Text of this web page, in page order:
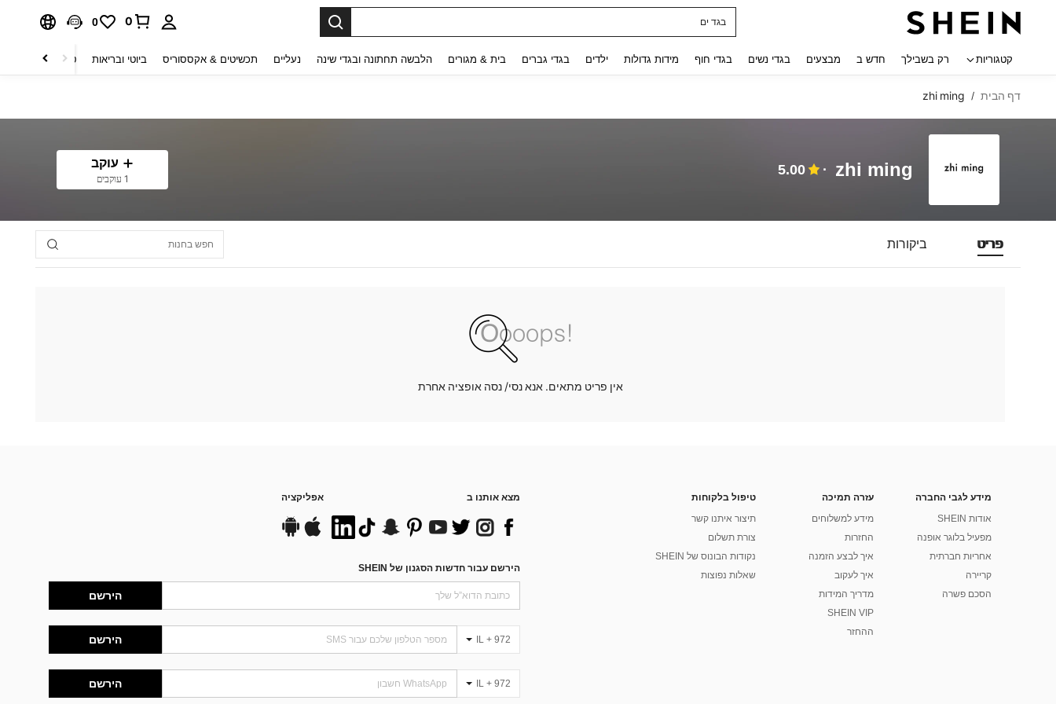
בגד ים
0
0
קטגוריות רק בשבילך חדש ב מבצעים בגדי נשים בגדי חוף מידות גדולות ילדים בגדי גברים בית & מגורים הלבשה תחתונה ובגדי שינה נעליים תכשיטים & אקססוריס ביוטי ובריאות טקסטיל לבית
דף הבית /
zhi ming
zhi ming
5.00 עוקב
1 עוקבים
פריט ביקורות
אין פריט מתאים. אנא נסי/ נסה אופציה אחרת
מידע לגבי החברה
אודות SHEIN
מפעיל בלוגר אופנה
אחריות חברתית
קריירה
הסכם פשרה
עזרה תמיכה
מידע למשלוחים
החזרות
איך לבצע הזמנה
איך לעקוב
מדריך המידות
SHEIN VIP
ההחזר
טיפול בלקוחות
תיצור איתנו קשר
צורת תשלום
נקודות הבונוס של SHEIN
שאלות נפוצות
מצא אותנו ב אפליקציה
הירשם עבור חדשות הסגנון של SHEIN
הירשם
IL + 972 הירשם
IL + 972 הירשם